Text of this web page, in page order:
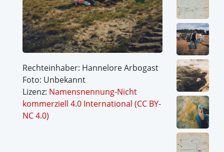
Rechteinhaber: Hannelore Arbogast
Foto: Unbekannt
Lizenz: Namensnennung-Nicht
kommerziell 4.0 International (CC BY-
NC 4.0)